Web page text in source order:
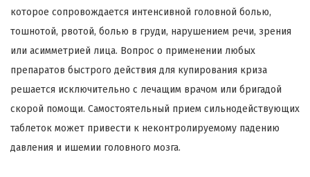
которое сопровождается интенсивной головной болью,
тошнотой, рвотой, болью в груди, нарушением речи, зрения
или асимметрией лица. Вопрос о применении любых
препаратов быстрого действия для купирования криза
решается исключительно с лечащим врачом или бригадой
скорой помощи. Самостоятельный прием сильнодействующих
таблеток может привести к неконтролируемому падению
давления и ишемии головного мозга.